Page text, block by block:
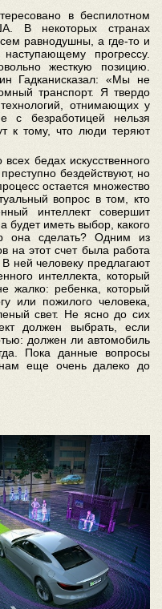
в беспилотном
В некоторых странах
равнодушны, а где-то и
прогрессу.
жесткую позицию.
Гадканисказал: «Мы не
транспорт. Я твердо
отнимающих у
с безработицей нельзя
к тому, что люди теряют
бедах искусственного
бездействуют, но
остается множество
вопрос в том, кто
интеллект совершит
иметь выбор, какого
она сделать? Одним из
на этот счет была работа
человеку предлагают
интеллекта, который
жалко: ребенка, который
или пожилого человека,
свет. Не ясно до сих
должен выбрать, если
должен ли автомобиль
Пока данные вопросы
еще очень далеко до